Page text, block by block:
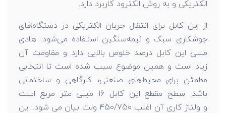
الکتریکی و به روش الکترود کاربرد دارد.
از این کابل برای انتقال جریان الکتریکی در دستگاه‌های
جوشکاری سبک و نیمه‌سنگین استفاده می‌شود. هادی
مسی این کابل درصد خلوص بالایی دارد و مقاومت آن
زیاد است و همین موضوع سبب شده است تا انتخابی
مطمئن برای محیط‌های صنعتی، کارگاهی و ساختمانی
باشد. سطح مقطع این کابل 16 میلی متر مربع است
و ولتاژ کاری آن اغلب 450/750 ولت بیان می شود. این